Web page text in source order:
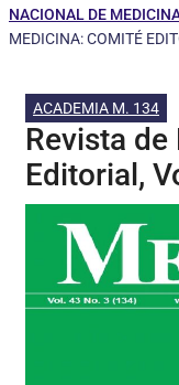
NACIONAL DE
MEDICINA: COMITÉ
ACADEMIA M. 134
Revista
Editorial,